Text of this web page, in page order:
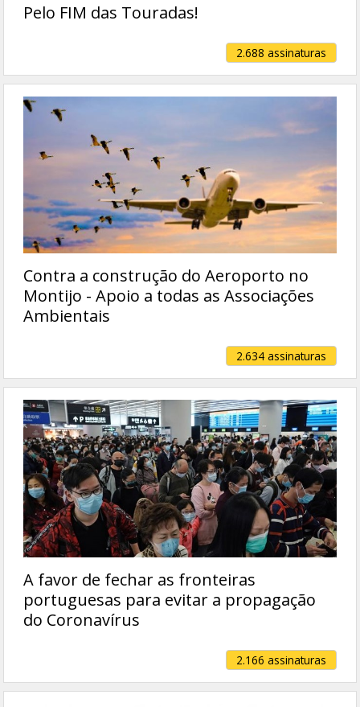
Pelo FIM das Touradas!
2.688 assinaturas
Contra a construção do Aeroporto no
Montijo - Apoio a todas as Associações
Ambientais
2.634 assinaturas
A favor de fechar as fronteiras
portuguesas para evitar a propagação
do Coronavírus
2.166 assinaturas